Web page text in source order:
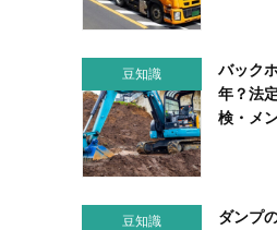
豆知識
バック
年？法
検・メ
豆知識
ダンプ